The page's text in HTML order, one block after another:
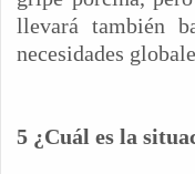
llevará también
necesidades
5 ¿Cuál es la